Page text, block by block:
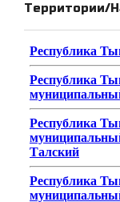
Территории/